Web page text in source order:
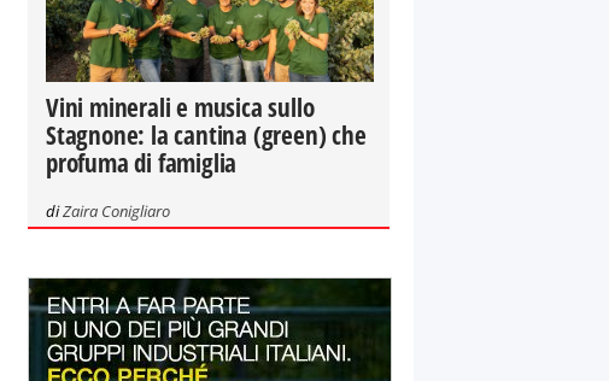
Vini minerali e musica sullo
Stagnone: la cantina (green) che
profuma di famiglia
diZaira Conigliaro